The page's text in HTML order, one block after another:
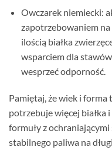
Owczarek niemiecki:
zapotrzebowaniem na
ilością białka
wsparciem dla
wesprzeć odporność.
Pamiętaj, że wiek i forma
potrzebuje więcej białka
formuły z
stabilnego paliwa na